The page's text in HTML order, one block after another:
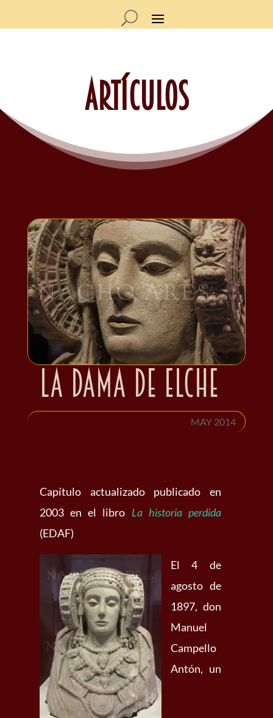
Artículos
La Dama de Elche
MAY 2014
Capítulo actualizado publicado en
2003 en el libro La historia perdida
(EDAF)
El 4 de
agosto de
1897, don
Manuel
Campello
Antón, un